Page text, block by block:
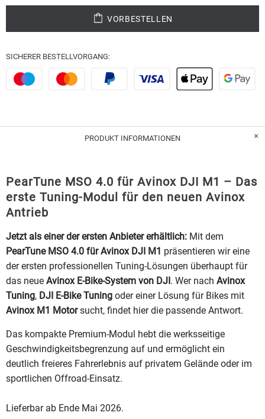
VORBESTELLEN
SICHERER BESTELLVORGANG:
PRODUKT INFORMATIONEN
PearTune MSO 4.0 für Avinox DJI M1 – Das
erste Tuning-Modul für den neuen Avinox
Antrieb
Jetzt als einer der ersten Anbieter erhältlich: Mit dem
PearTune MSO 4.0 für Avinox DJI M1 präsentieren wir eine
der ersten professionellen Tuning-Lösungen überhaupt für
das neue Avinox E-Bike-System von DJI . Wer nach Avinox
Tuning, DJI E-Bike Tuning oder einer Lösung für Bikes mit
Avinox M1 Motorsucht, findet hier die passende Antwort.
Das kompakte Premium-Modul hebt die werksseitige
Geschwindigkeitsbegrenzung auf und ermöglicht ein
deutlich freieres Fahrerlebnis auf privatem Gelände oder im
sportlichen Offroad-Einsatz.
Lieferbar ab Ende Mai 2026.